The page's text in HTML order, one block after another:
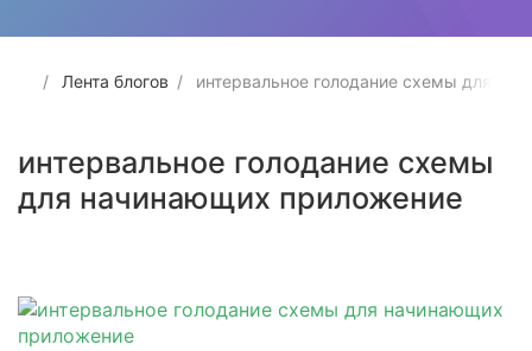
Лента блогов интервальное голодание схемы для
интервальное голодание схемы
для начинающих приложение